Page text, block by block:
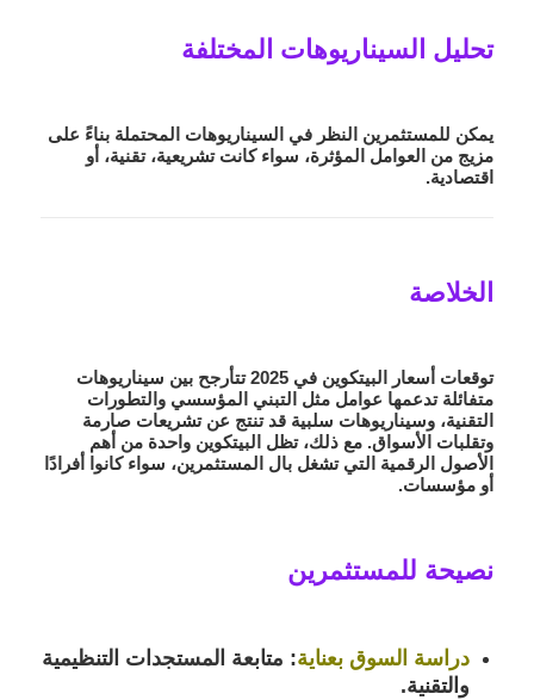
تحليل السيناريوهات المختلفة
يمكن للمستثمرين النظر في السيناريوهات المحتملة بناءً على
مزيج من العوامل المؤثرة، سواء كانت تشريعية، تقنية، أو
اقتصادية.
الخلاصة
توقعات أسعار البيتكوين في 2025 تتأرجح بين سيناريوهات
متفائلة تدعمها عوامل مثل التبني المؤسسي والتطورات
التقنية، وسيناريوهات سلبية قد تنتج عن تشريعات صارمة
وتقلبات الأسواق. مع ذلك، تظل البيتكوين واحدة من أهم
الأصول الرقمية التي تشغل بال المستثمرين، سواء كانوا أفرادًا
أو مؤسسات.
نصيحة للمستثمرين
دراسة السوق بعناية: متابعة المستجدات التنظيمية
والتقنية.